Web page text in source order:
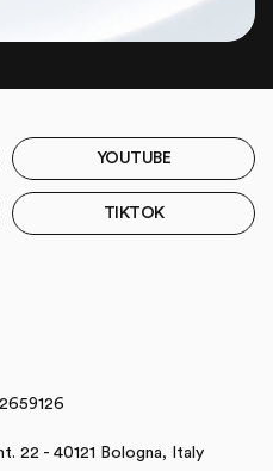
YOUTUBE
TIKTOK
22 - 40121 Bologna, Italy